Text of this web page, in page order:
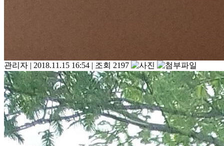
관리자 | 2018.11.15 16:54 | 조회 2197